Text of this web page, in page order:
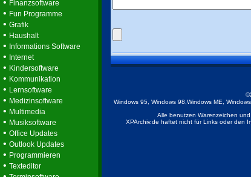
• Finanzsoftware
• Fun Programme
• Grafik
• Haushalt
• Informations Software
• Internet
• Kindersoftware
• Kommunikation
• Lernsoftware
• Medizinsoftware
• Multimedia
• Musiksoftware
• Office Updates
• Outlook Updates
• Programmieren
• Texteditor
Windows 95, Windows 98,Windows ME,
Alle benutzen Warenzeichen
XPArchiv.de haftet nicht für Links oder den